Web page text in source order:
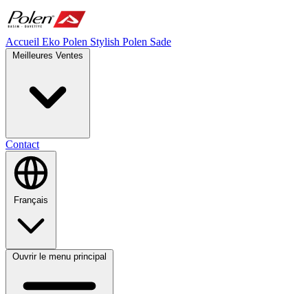
Accueil Eko Polen Stylish Polen Sade
Contact
Ouvrir le menu principal